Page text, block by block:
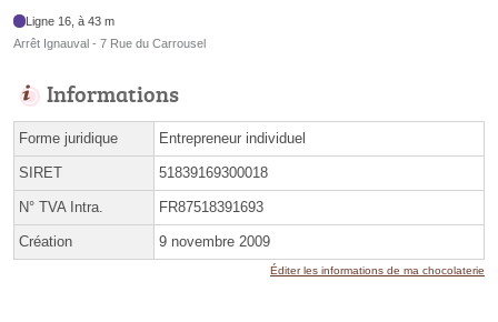
Ligne 16, à 43 m
Arrêt Ignauval - 7 Rue du Carrousel
Informations
Forme juridique Entrepreneur individuel
SIRET 51839169300018
N° TVA Intra. FR87518391693
Création 9 novembre 2009
Éditer les informations de ma chocolaterie